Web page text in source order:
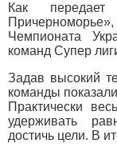
Как передает
Причерноморье»,
Чемпионата
команд Супер
Задав высокий
команды
Практически
удерживать
достичь цели. В